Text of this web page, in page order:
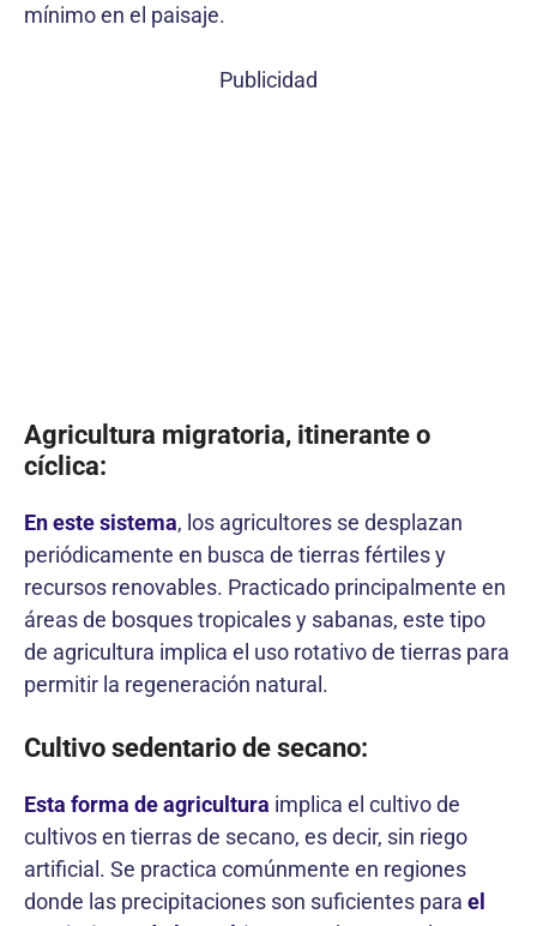
mínimo en el paisaje.
Publicidad
Agricultura migratoria, itinerante o
cíclica:
En este sistema, los agricultores se desplazan
periódicamente en busca de tierras fértiles y
recursos renovables. Practicado principalmente en
áreas de bosques tropicales y sabanas, este tipo
de agricultura implica el uso rotativo de tierras para
permitir la regeneración natural.
Cultivo sedentario de secano:
Esta forma de agricultura implica el cultivo de
cultivos en tierras de secano, es decir, sin riego
artificial. Se practica comúnmente en regiones
donde las precipitaciones son suficientes para el